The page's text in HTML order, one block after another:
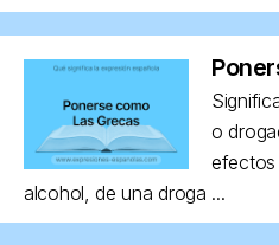
o
efectos
alcohol, de una droga ...